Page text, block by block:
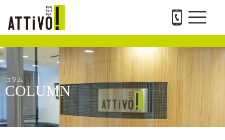
キ
ッ
プ
メ
ニ
ュ
ー
コラム
COLUMN